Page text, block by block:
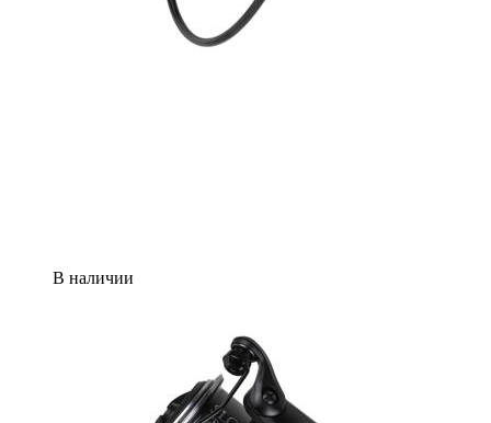
В наличии